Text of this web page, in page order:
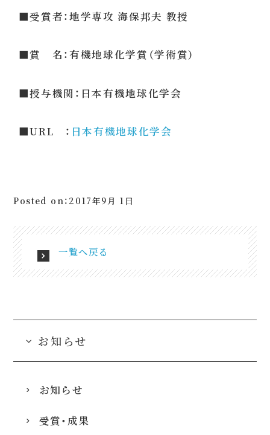
■受賞者：地学専攻 海保邦夫 教授
■賞 名：有機地球化学賞（学術賞）
■授与機関：日本有機地球化学会
■URL ： 日本有機地球化学会
Posted on：2017年9月 1日
一覧へ戻る
お知らせ
お知らせ
受賞・成果